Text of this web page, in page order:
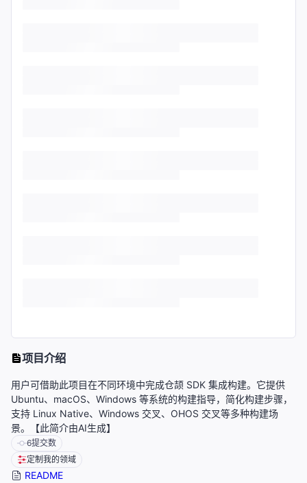
项目介绍
用户可借助此项目在不同环境中完成仓颉 SDK 集成构建。它提供
Ubuntu、macOS、Windows 等系统的构建指导，简化构建步骤，
支持 Linux Native、Windows 交叉、OHOS 交叉等多种构建场
景。【此简介由AI生成】
6提交数
定制我的领域
README